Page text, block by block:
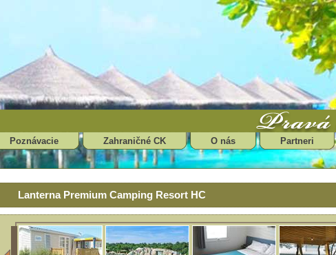
Poznávacie Zahraničné CK O nás Partneri
Lanterna Premium Camping Resort HC